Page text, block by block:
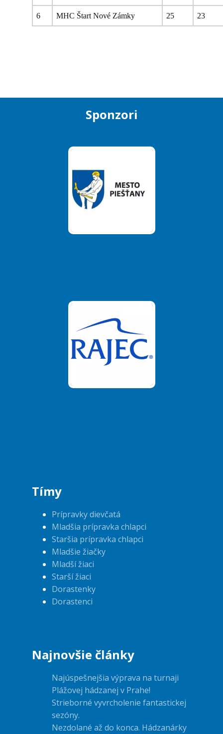
6 MHC Štart Nové Zámky 25 23
Sponzori
Tímy
Prípravky dievčatá
Mladšia prípravka chlapci
Staršia prípravka chlapci
Mladšie žiačky
Mladší žiaci
Starší žiaci
Dorastenky
Dorastenci
Najnovšie články
Najúspešnejšia výprava na turnaji
Plážovej hádzanej v Prahe!
Strieborné vyvrcholenie fantastickej
sezóny.
Nezdolané až do konca. Hádzanárky